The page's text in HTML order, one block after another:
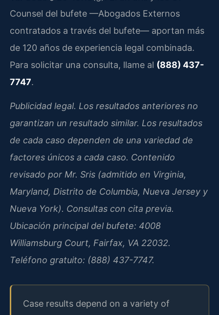
Counsel del bufete —Abogados Externos
contratados a través del bufete— aportan más
de 120 años de experiencia legal combinada.
Para solicitar una consulta, llame al (888) 437-
7747.
Publicidad legal. Los resultados anteriores no
garantizan un resultado similar. Los resultados
de cada caso dependen de una variedad de
factores únicos a cada caso. Contenido
revisado por Mr. Sris (admitido en Virginia,
Maryland, Distrito de Columbia, Nueva Jersey y
Nueva York). Consultas con cita previa.
Ubicación principal del bufete: 4008
Williamsburg Court, Fairfax, VA 22032.
Teléfono gratuito: (888) 437-7747.
Case results depend on a variety of